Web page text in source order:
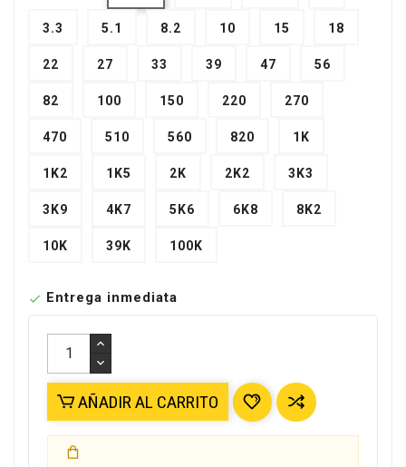
3.3 5.1 8.2 10 15 18
22 27 33 39 47 56
82 100 150 220 270
470 510 560 820 1K
1K2 1K5 2K 2K2 3K3
3K9 4K7 5K6 6K8 8K2
10K 39K 100K
 Entrega inmediata
AÑADIR AL CARRITO